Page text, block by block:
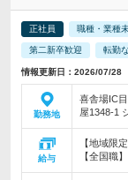
正社員 職種・業種
第二新卒歓迎 転勤な
情報更新日：2026/07/28
勤務地
喜舎場IC
屋1348-1
給与
【地域限
【全国職